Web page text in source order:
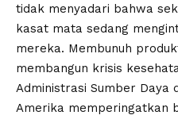
tidak menyadari bahwa
kasat mata sedang
mereka. Membunuh
membangun krisis
Administrasi Sumber Daya
Amerika memperingatkan